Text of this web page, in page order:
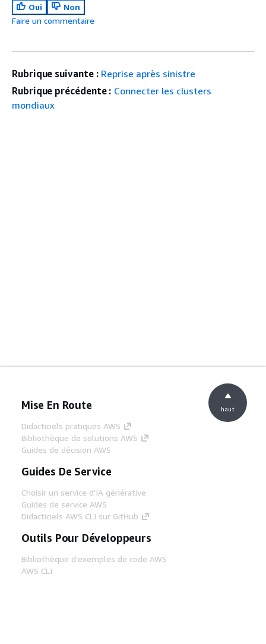
Oui
Non
Faire un commentaire
Rubrique suivante : Reprise après sinistre
Rubrique précédente : Connecter les clusters
mondiaux
Mise En Route
Didacticiels pratiques AWS
Bibliothèque de solutions AWS
Guides de décision AWS
Guides De Service
Choisir un service d'IA générative
Guides de service AWS
Didacticiels AWS CLI sur GitHub
Outils Pour Développeurs
Bibliothèque d'exemples de code AWS
AWS CLI
haut